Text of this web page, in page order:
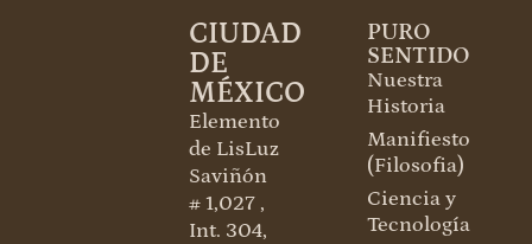
CIUDAD
DE
MÉXICO
Elemento
de LisLuz
Saviñón
# 1,027 ,
Int. 304,
PURO
SENTIDO
Nuestra
Historia
Manifiesto
(Filosofia)
Ciencia y
Tecnología